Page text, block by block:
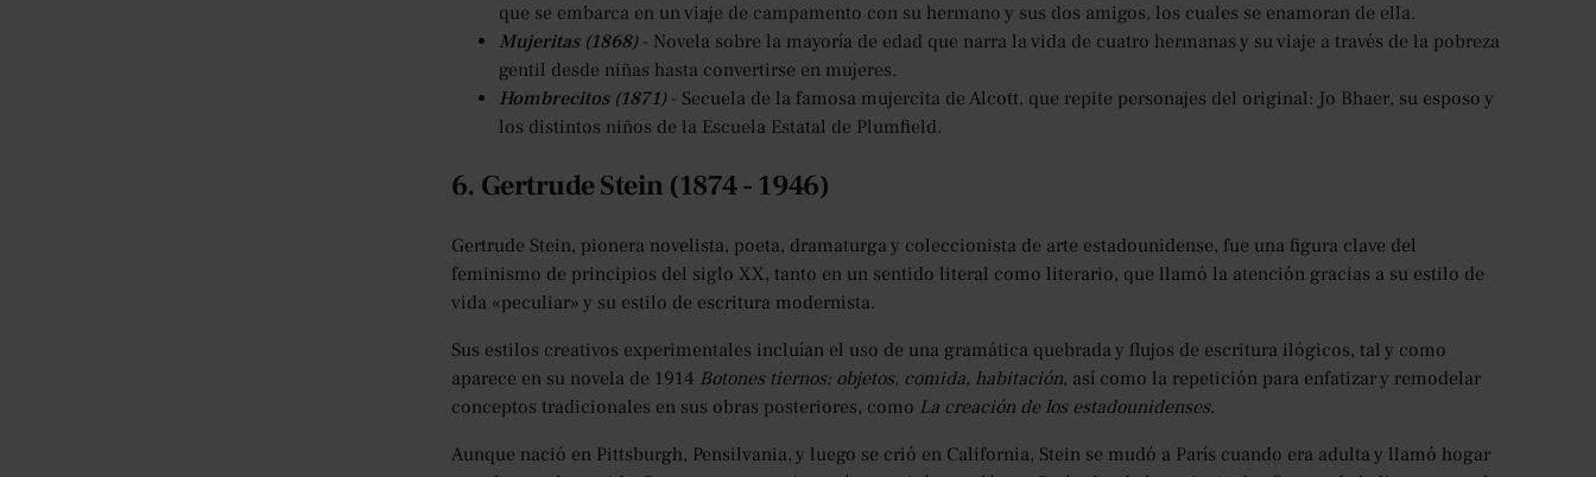
que se embarca en un viaje de campamento con su hermano y sus dos amigos, los cuales se enamoran de ella.
Mujeritas (1868)- Novela sobre la mayoría de edad que narra la vida de cuatro hermanas y su viaje a través de la pobreza
gentil desde niñas hasta convertirse en mujeres.
Hombrecitos (1871)- Secuela de la famosa mujercita de Alcott, que repite personajes del original: Jo Bhaer, su esposo y
los distintos niños de la Escuela Estatal de Plumfield.
6. Gertrude Stein (1874 - 1946)
Gertrude Stein, pionera novelista, poeta, dramaturga y coleccionista de arte estadounidense, fue una figura clave del
feminismo de principios del siglo XX, tanto en un sentido literal como literario, que llamó la atención gracias a su estilo de
vida «peculiar» y su estilo de escritura modernista.
Sus estilos creativos experimentales incluían el uso de una gramática quebrada y flujos de escritura ilógicos, tal y como
aparece en su novela de 1914 Botones tiernos: objetos, comida, habitación, así como la repetición para enfatizar y remodelar
conceptos tradicionales en sus obras posteriores, como La creación de los estadounidenses.
Aunque nació en Pittsburgh, Pensilvania, y luego se crió en California, Stein se mudó a París cuando era adulta y llamó hogar